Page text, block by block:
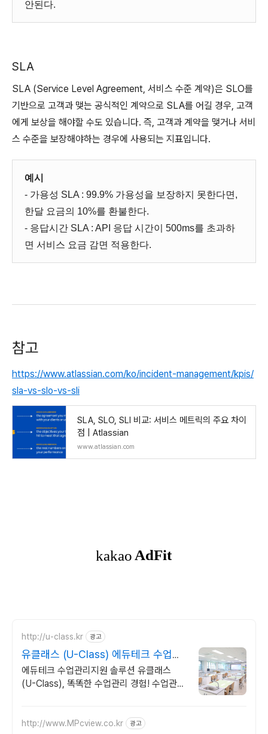
안된다.
SLA
SLA (Service Level Agreement, 서비스 수준 계약)은 SLO를
기반으로 고객과 맺는 공식적인 계약으로 SLA를 어길 경우, 고객
에게 보상을 해야할 수도 있습니다. 즉, 고객과 계약을 맺거나 서비
스 수준을 보장해야하는 경우에 사용되는 지표입니다.
예시
- 가용성 SLA : 99.9% 가용성을 보장하지 못한다면,
한달 요금의 10%를 환불한다.
- 응답시간 SLA : API 응답 시간이 500ms를 초과하
면 서비스 요금 감면 적용한다.
참고
https://www.atlassian.com/ko/incident-management/kpis/
sla-vs-slo-vs-sli
SLA, SLO, SLI 비교: 서비스 메트릭의 주요 차이
점 | Atlassian
www.atlassian.com
http://u-class.kr 광고
유클래스 (U-Class) 에듀테크 수업관
리솔루션
에듀테크 수업관리지원 솔루션 유클래스
(U-Class), 똑똑한 수업관리 경험! 수업관리
http://www.MPcview.co.kr 광고